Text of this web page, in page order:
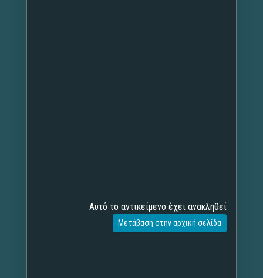
Αυτό το αντικείμενο έχει ανακληθεί
Μετάβαση στην αρχική σελίδα